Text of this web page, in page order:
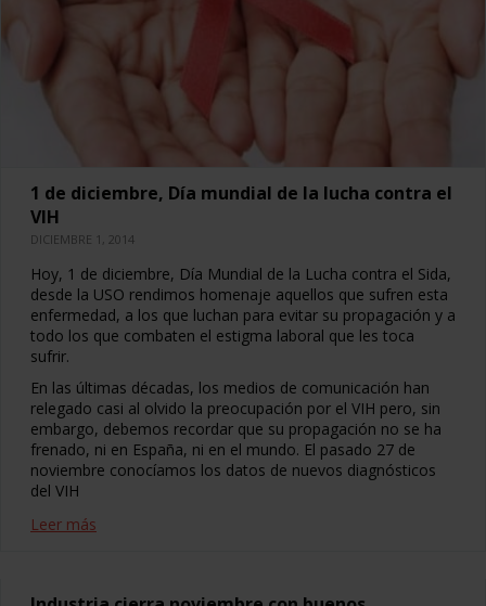
1 de diciembre, Día mundial de la lucha contra el
VIH
DICIEMBRE 1, 2014
Hoy, 1 de diciembre, Día Mundial de la Lucha contra el Sida,
desde la USO rendimos homenaje aquellos que sufren esta
enfermedad, a los que luchan para evitar su propagación y a
todo los que combaten el estigma laboral que les toca
sufrir.
En las últimas décadas, los medios de comunicación han
relegado casi al olvido la preocupación por el VIH pero, sin
embargo, debemos recordar que su propagación no se ha
frenado, ni en España, ni en el mundo. El pasado 27 de
noviembre conocíamos los datos de nuevos diagnósticos
del VIH
Leer más